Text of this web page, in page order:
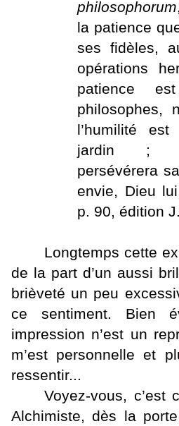
philosophorum
la patience
ses fidèles,
opérations
patience
philosophes,
l’humilité
jardin ;
persévérera
envie, Dieu
p. 90, édition
Longtemps cette
de la part d’un aussi
brièveté un peu
ce sentiment. Bien
impression n’est un
m’est personnelle et
ressentir...
Voyez-vous, c’est
Alchimiste, dès la